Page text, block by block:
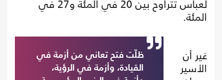
لعباس تتراوح بين 20 في المئة و27 في
المئة.
ظلّت فتح تعاني من أزمة في
القيادة، وأزمة في الرؤية،
غير أن
الأسير